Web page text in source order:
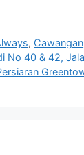
, Cawangan
No 40 & 42,